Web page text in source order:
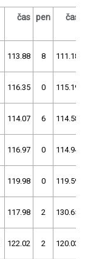
čas pen čas
113.88 8 111.18
116.35 0 115.19
114.07 6 114.58
116.97 0 114.94
119.98 0 119.59
117.98 2 130.65
122.02 2 120.03